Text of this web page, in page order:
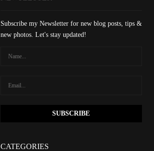
Subscribe my Newsletter for new blog posts, tips &
new photos. Let's stay updated!
CATEGORIES